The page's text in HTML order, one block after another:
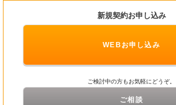
新規契約お申し込み
WEBお申し込み
ご検討中の方もお気軽にどうぞ。
ご相談